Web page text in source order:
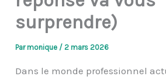
surprendre)
Parmonique /2 mars 2026
Dans le monde professionnel